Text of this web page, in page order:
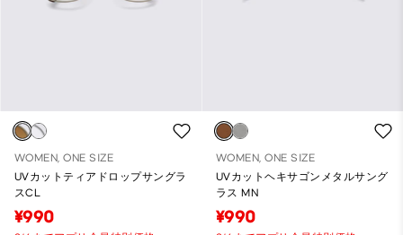
WOMEN, ONE SIZE
UVカットティアドロップサングラ
スCL
¥990
WOMEN, ONE SIZE
UVカットヘキサゴンメタルサング
ラス MN
¥990